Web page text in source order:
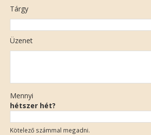
Tárgy
Üzenet
Mennyi
hétszer hét?
Kötelező számmal megadni.